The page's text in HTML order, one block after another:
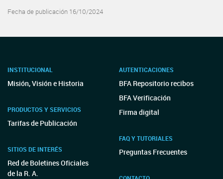
Fecha de publicación 16/10/2024
INSTITUCIONAL
Misión, Visión e Historia
PRODUCTOS Y SERVICIOS
Tarifas de Publicación
SITIOS DE INTERÉS
Red de Boletines Oficiales
de la R. A.
AUTENTICACIONES
BFA Repositorio recibos
BFA Verificación
Firma digital
FAQ Y TUTORIALES
Preguntas Frecuentes